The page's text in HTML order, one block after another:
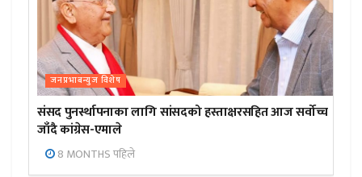
जनप्रभाबन्युज विशेष
संसद पुनर्स्थापनाका लागि सांसदको हस्ताक्षरसहित आज सर्वोच्च
जाँदै कांग्रेस-एमाले
8 MONTHS पहिले